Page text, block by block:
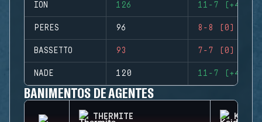
ION 126 11-7 (+4)
PERES 96 8-8 (0)
BASSETTO 93 7-7 (0)
NADE 120 11-7 (+4)
BANIMENTOS DE AGENTES
THERMITE KAID